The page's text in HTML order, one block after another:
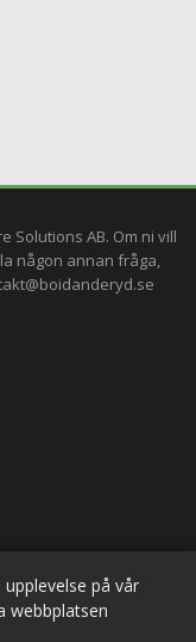
Solutions AB. Om ni vill
någon annan fråga,
i Danderyd
på vår
webbplatsen